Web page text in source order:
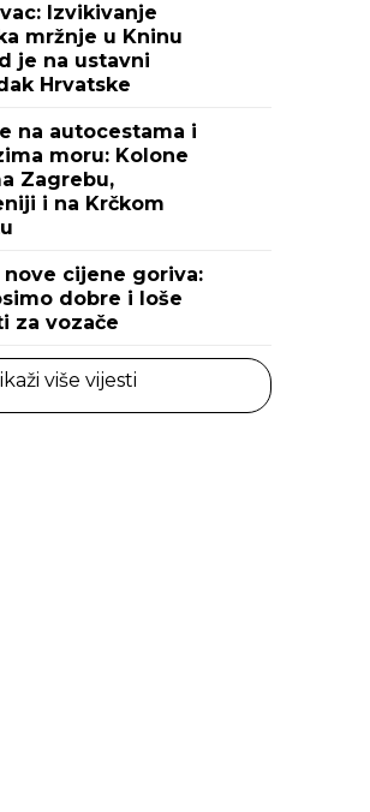
Izvikivanje
mržnje u Kninu
je na ustavni
Hrvatske
na autocestama i
moru: Kolone
Zagrebu,
i na Krčkom
nove cijene goriva:
dobre i loše
za vozače
više vijesti